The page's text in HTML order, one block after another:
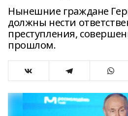
Нынешние граждане
должны нести
преступления,
прошлом.